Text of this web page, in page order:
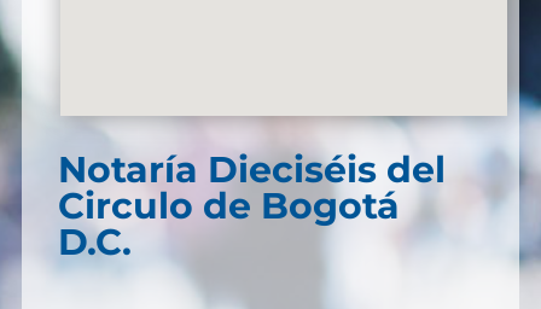
Notaría Dieciséis del
Circulo de Bogotá
D.C.